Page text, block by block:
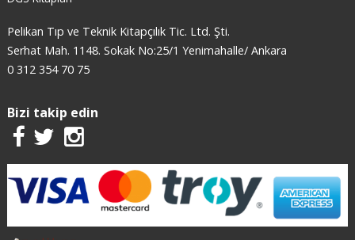
Pelikan Tıp ve Teknik Kitapçılık Tic. Ltd. Şti.
Serhat Mah. 1148. Sokak No:25/1 Yenimahalle/ Ankara
0 312 354 70 75
Bizi takip edin